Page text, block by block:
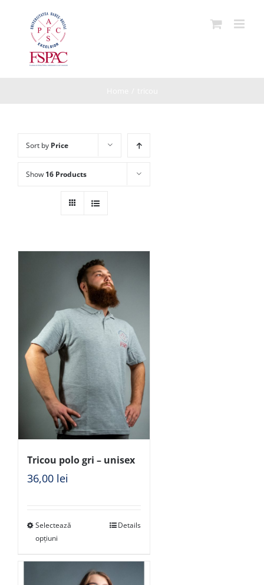
Sort by Price
Show 16 Products
Tricou polo gri – unisex
36,00 lei
Selectează
opțiuni
Details